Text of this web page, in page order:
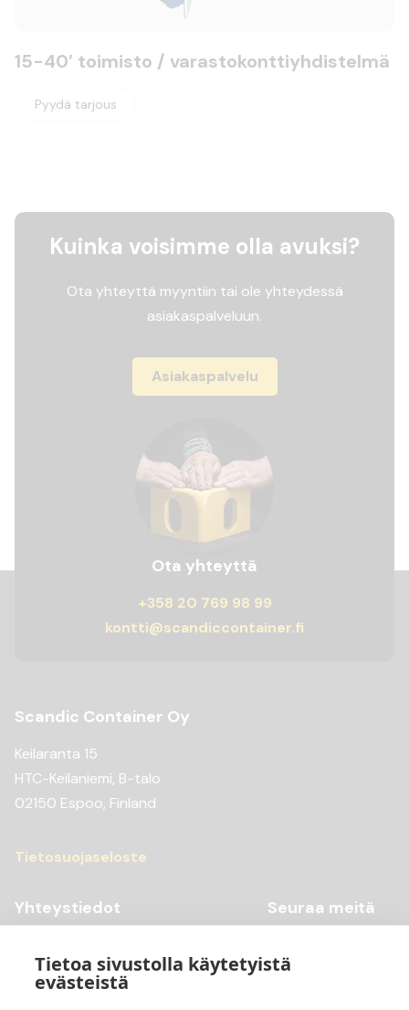
Tietoa sivustolla käytetyistä
evästeistä
15-40’ toimisto / varastokonttiyhdistelmä
Pyydä tarjous
Kuinka voisimme olla avuksi?
Ota yhteyttä myyntiin tai ole yhteydessä
asiakaspalveluun.
Asiakaspalvelu
Ota yhteyttä
+358 20 769 98 99
kontti@scandiccontainer.fi
Scandic Container Oy
Keilaranta 15
HTC-Keilaniemi, B-talo
02150 Espoo, Finland
Tietosuojaseloste
Yhteystiedot
+358 20 769 98 97
Seuraa meitä